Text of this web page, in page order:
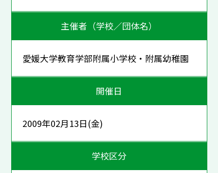
主催者（学校／団体名）
愛媛大学教育学部附属小学校・附属幼稚園
開催日
2009年02月13日(金)
学校区分